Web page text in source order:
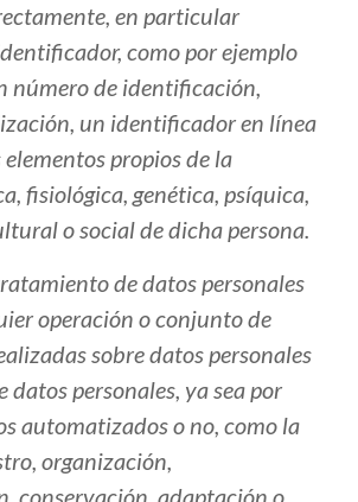
en particular
como por ejemplo
número de identificación,
un identificador en línea
propios de la
fisiológica, genética, psíquica,
o social de dicha persona.
de datos personales
operación o conjunto de
sobre datos personales
datos personales, ya sea por
automatizados o no, como la
organización,
conservación, adaptación o